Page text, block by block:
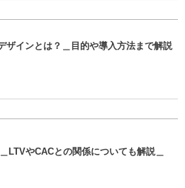
ザインとは？＿目的や導入方法まで解説
LTVやCACとの関係についても解説＿